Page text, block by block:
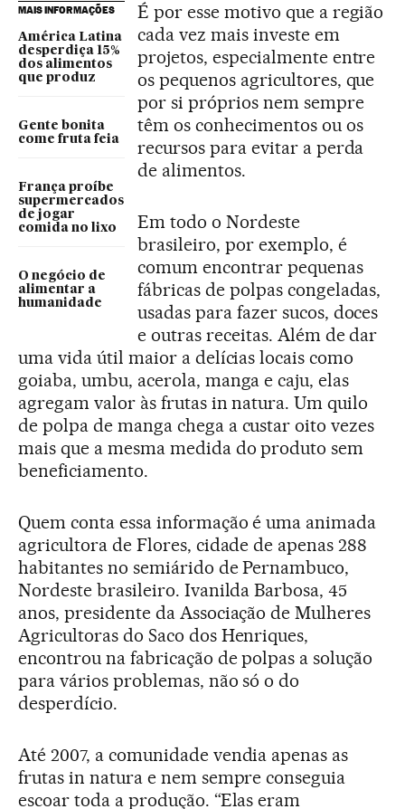
MAIS INFORMAÇÕES
América Latina
desperdiça 15%
dos alimentos
que produz
Gente bonita
come fruta feia
França proíbe
supermercados
de jogar
comida no lixo
O negócio de
alimentar a
humanidade
É por esse motivo que a região
cada vez mais investe em
projetos, especialmente entre
os pequenos agricultores, que
por si próprios nem sempre
têm os conhecimentos ou os
recursos para evitar a perda
de alimentos.
Em todo o Nordeste
brasileiro, por exemplo, é
comum encontrar pequenas
fábricas de polpas congeladas,
usadas para fazer sucos, doces
e outras receitas. Além de dar
uma vida útil maior a delícias locais como
goiaba, umbu, acerola, manga e caju, elas
agregam valor às frutas in natura. Um quilo
de polpa de manga chega a custar oito vezes
mais que a mesma medida do produto sem
beneficiamento.
Quem conta essa informação é uma animada
agricultora de Flores, cidade de apenas 288
habitantes no semiárido de Pernambuco,
Nordeste brasileiro. Ivanilda Barbosa, 45
anos, presidente da Associação de Mulheres
Agricultoras do Saco dos Henriques,
encontrou na fabricação de polpas a solução
para vários problemas, não só o do
desperdício.
Até 2007, a comunidade vendia apenas as
frutas in natura e nem sempre conseguia
escoar toda a produção. “Elas eram